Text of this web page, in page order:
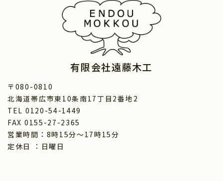
有限会社遠藤木工
〒080-0810
北海道帯広市東10条南17丁目2番地2
TEL 0120-54-1449
FAX 0155-27-2365
営業時間：8時15分～17時15分
定休日 ：日曜日